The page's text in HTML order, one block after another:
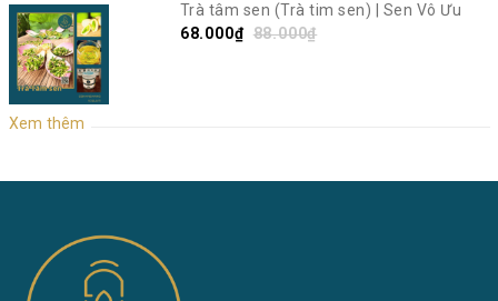
Trà tâm sen (Trà tim sen) | Sen Vô Ưu
68.000₫ 88.000₫
Xem thêm